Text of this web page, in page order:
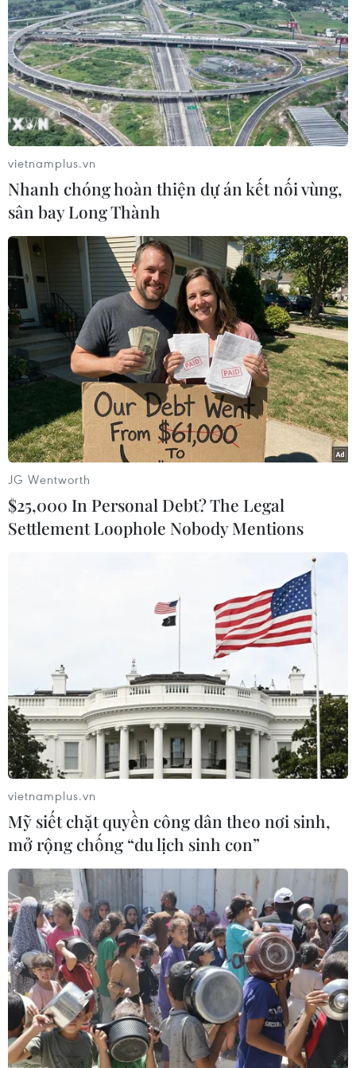
Chính quyền 2 cấp: Cán bộ là cốt lõi thành
công của chính quyền đặc khu
09/07/2025 09:56
Mặc dù tuần làm việc đầu tiên diễn ra cơ bản suôn sẻ
trên tất cả các lĩnh vực, tuy nhiên, những khó khăn của
việc vận hành mô hình đặc khu đối với vùng biển đảo
đã xuất hiện.
Sẽ tổ chức hội nghị gỡ khó cho vận hành
chính quyền địa phương 2 cấp trước 17/7
09/07/2025 09:52
Bộ trưởng Bộ Nội vụ nhấn mạnh việc vận hành chính
quyền địa phương 2 cấp trong 6 tháng cuối năm là
phát hiện các khó khăn, vướng mắc.
vietnamplus.vn
Nhanh chóng hoàn thiện dự án kết nối vùng,
sân bay Long Thành
JG Wentworth
$25,000 In Personal Debt? The Legal
Settlement Loophole Nobody Mentions
vietnamplus.vn
Mỹ siết chặt quyền công dân theo nơi sinh,
mở rộng chống “du lịch sinh con”